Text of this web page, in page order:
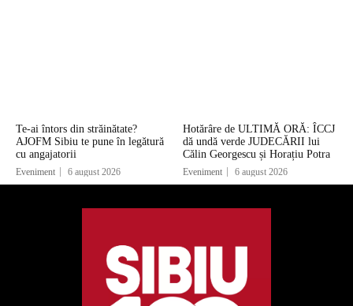
Te-ai întors din străinătate?
AJOFM Sibiu te pune în legătură
cu angajatorii
Eveniment 6 august 2026
Hotărâre de ULTIMĂ ORĂ: ÎCCJ
dă undă verde JUDECĂRII lui
Călin Georgescu și Horațiu Potra
Eveniment 6 august 2026